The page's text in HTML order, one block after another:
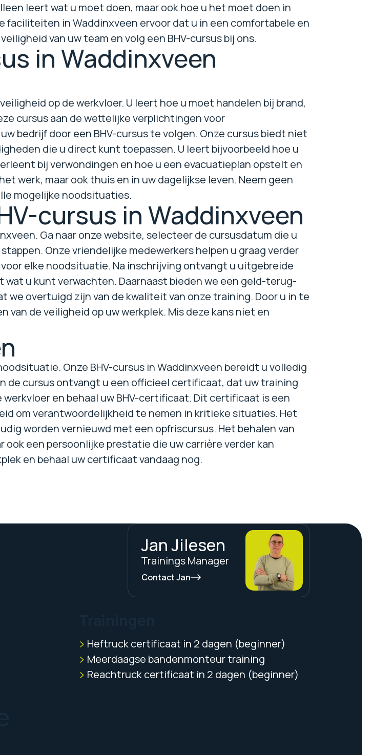
leert wat u moet doen, maar ook hoe u het moet doen in
in Waddinxveen ervoor dat u in een comfortabele en
van uw team en volg een BHV-cursus bij ons.
in Waddinxveen
op de werkvloer. U leert hoe u moet handelen bij brand,
cursus aan de wettelijke verplichtingen voor
bedrijf door een BHV-cursus te volgen. Onze cursus biedt niet
die u direct kunt toepassen. U leert bijvoorbeeld hoe u
bij verwondingen en hoe u een evacuatieplan opstelt en
werk, maar ook thuis en in uw dagelijkse leven. Neem geen
mogelijke noodsituaties.
cursus in Waddinxveen
Ga naar onze website, selecteer de cursusdatum die u
Onze vriendelijke medewerkers helpen u graag verder
elke noodsituatie. Na inschrijving ontvangt u uitgebreide
u kunt verwachten. Daarnaast bieden we een geld-terug-
overtuigd zijn van de kwaliteit van onze training. Door u in te
de veiligheid op uw werkplek. Mis deze kans niet en
Onze BHV-cursus in Waddinxveen bereidt u volledig
de cursus ontvangt u een officieel certificaat, dat uw training
en behaal uw BHV-certificaat. Dit certificaat is een
om verantwoordelijkheid te nemen in kritieke situaties. Het
worden vernieuwd met een opfriscursus. Het behalen van
een persoonlijke prestatie die uw carrière verder kan
en behaal uw certificaat vandaag nog.
Jan Jilesen
Trainings Manager
Contact Jan
Heftruck certificaat in 2 dagen (beginner)
Meerdaagse bandenmonteur training
Reachtruck certificaat in 2 dagen (beginner)